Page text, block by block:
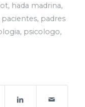
, hada madrina,
pacientes, padres
, psicologo,